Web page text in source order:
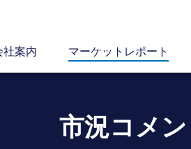
社案内 マーケットレポート
市況コメ